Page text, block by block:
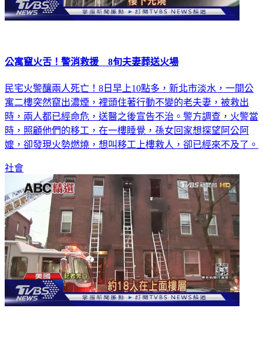
公寓竄火舌！警消救援 8旬夫妻葬送火場
民宅火警釀兩人死亡！8日早上10點多，新北市淡水，一間公
寓二樓突然竄出濃煙，裡頭住著行動不變的老夫妻，被救出
時，兩人都已經命危，送醫之後宣告不治。警方調查，火警當
時，照顧他們的移工，在一樓睡覺，孫女回家想探望阿公阿
嬤，卻發現火勢燃燒，想叫移工上樓救人，卻已經來不及了。
社會